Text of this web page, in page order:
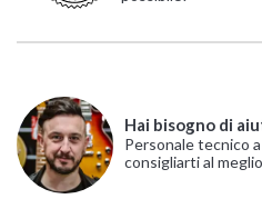
Hai bisogno di
Personale tecnico
consigliarti al